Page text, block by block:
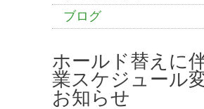
ブログ
ホールド替えに
業スケジュール
お知らせ